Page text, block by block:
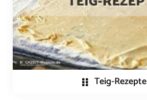
Teig-Rezepte